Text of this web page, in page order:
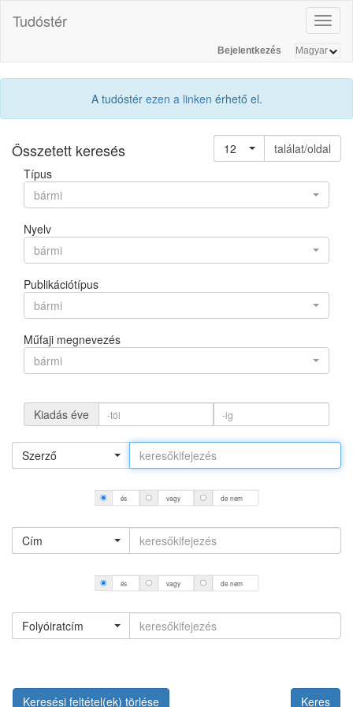
Tudóstér
Bejelentkezés
A tudóstér ezen a linken érhető el.
Összetett keresés 12
találat/oldal
Típus
bármi
Nyelv
bármi
Publikációtípus
bármi
Műfaji megnevezés
bármi
Kiadás éve
Szerző
és vagy de nem
Cím
és vagy de nem
Folyóiratcím
Keresési feltétel(ek) törlése